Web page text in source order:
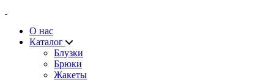
О нас
Каталог
Блузки
Брюки
Жакеты